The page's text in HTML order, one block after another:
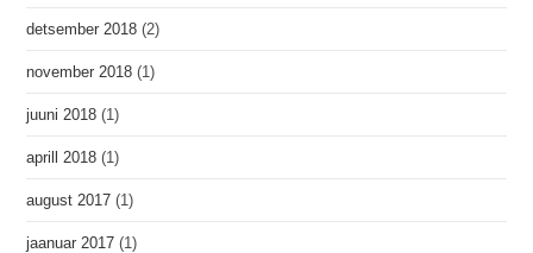
detsember 2018 (2)
november 2018 (1)
juuni 2018 (1)
aprill 2018 (1)
august 2017 (1)
jaanuar 2017 (1)